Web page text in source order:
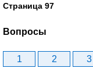
Страница 97
Вопросы
1 2 3